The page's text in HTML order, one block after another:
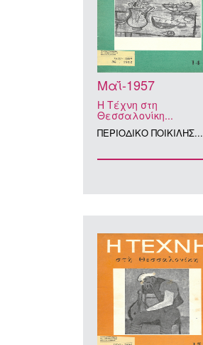
Μαΐ-1957
Η Τέχνη στη
Θεσσαλονίκη...
ΠΕΡΙΟΔΙΚΟ ΠΟΙΚΙΛΗΣ...